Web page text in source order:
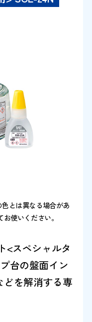
とは異なる場合があ
使いください。
<スペシャルタ
台の盤面イン
どを解消する専